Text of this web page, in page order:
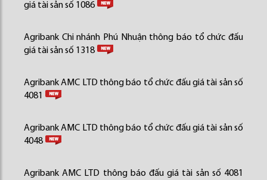
giá tài sản số 1086
Agribank Chi nhánh Phú Nhuận thông báo tổ chức đấu
giá tài sản số 1318
Agribank AMC LTD thông báo tổ chức đấu giá tài sản số
4081
Agribank AMC LTD thông báo tổ chức đấu giá tài sản số
4048
Agribank AMC LTD thông báo đấu giá tài sản số 4081